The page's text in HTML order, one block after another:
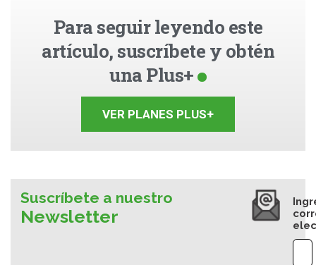
Para seguir leyendo este
artículo, suscríbete y obtén
una Plus+
VER PLANES PLUS+
Suscríbete a nuestro
Newsletter